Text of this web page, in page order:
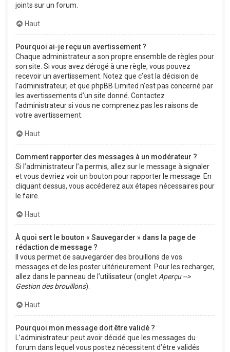
joints sur un forum.
Haut
Pourquoi ai-je reçu un avertissement ?
Chaque administrateur a son propre ensemble de règles pour
son site. Si vous avez dérogé à une règle, vous pouvez
recevoir un avertissement. Notez que c’est la décision de
l’administrateur, et que phpBB Limited n’est pas concerné par
les avertissements d’un site donné. Contactez
l’administrateur si vous ne comprenez pas les raisons de
votre avertissement.
Haut
Comment rapporter des messages à un modérateur ?
Si l’administrateur l’a permis, allez sur le message à signaler
et vous devriez voir un bouton pour rapporter le message. En
cliquant dessus, vous accéderez aux étapes nécessaires pour
le faire.
Haut
À quoi sert le bouton « Sauvegarder » dans la page de
rédaction de message ?
Il vous permet de sauvegarder des brouillons de vos
messages et de les poster ultérieurement. Pour les recharger,
allez dans le panneau de l’utilisateur (onglet Aperçu -->
Gestion des brouillons).
Haut
Pourquoi mon message doit être validé ?
L’administrateur peut avoir décidé que les messages du
forum dans lequel vous postez nécessitent d’être validés